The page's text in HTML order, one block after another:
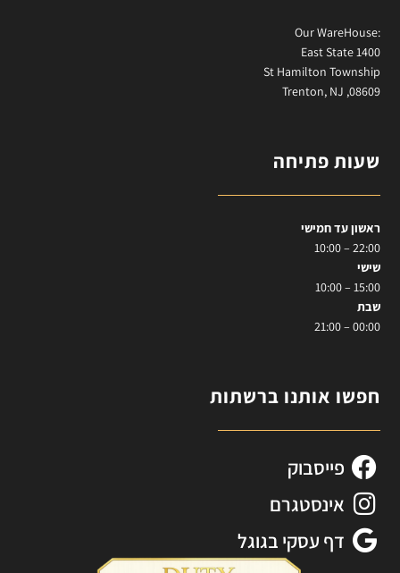
:Our WareHouse
East State 1400
St Hamilton Township
Trenton, NJ ,08609
שעות פתיחה
ראשון עד חמישי
22:00 – 10:00
שישי
15:00 – 10:00
שבת
00:00 – 21:00
חפשו אותנו ברשתות
פייסבוק
אינסטגרם
דף עסקי בגוגל